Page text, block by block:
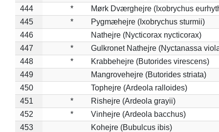
444
*
Mørk Dværghejre (Ixobrychus
445
*
Pygmæhejre (Ixobrychus sturmii)
446
Nathejre (Nycticorax nycticorax)
447
*
Gulkronet Nathejre (Nyctanassa
448
*
Krabbehejre (Butorides virescens)
449
Mangrovehejre (Butorides striata)
450
Tophejre (Ardeola ralloides)
451
*
Rishejre (Ardeola grayii)
452
*
Vinhejre (Ardeola bacchus)
453
Kohejre (Bubulcus ibis)